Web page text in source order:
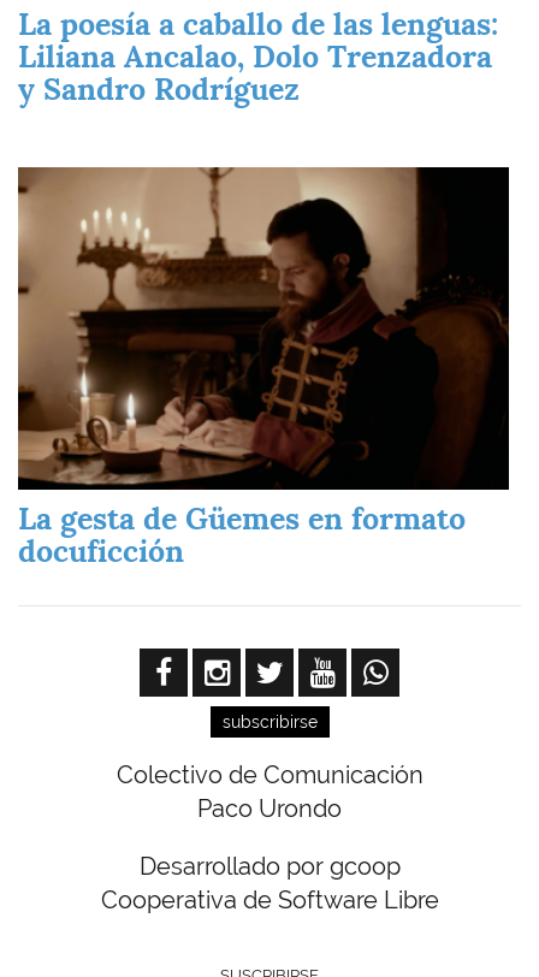
La poesía a caballo de las lenguas:
Liliana Ancalao, Dolo Trenzadora
y Sandro Rodríguez
La gesta de Güemes en formato
docuficción
subscribirse
Colectivo de Comunicación
Paco Urondo
Desarrollado por gcoop
Cooperativa de Software Libre